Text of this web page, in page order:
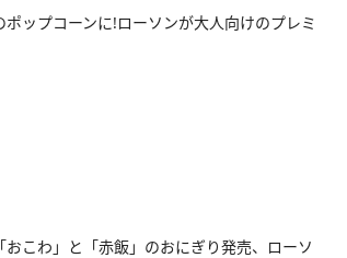
ップコーンに!ローソンが大人向けのプレミ
おこわ」と「赤飯」のおにぎり発売、ローソ